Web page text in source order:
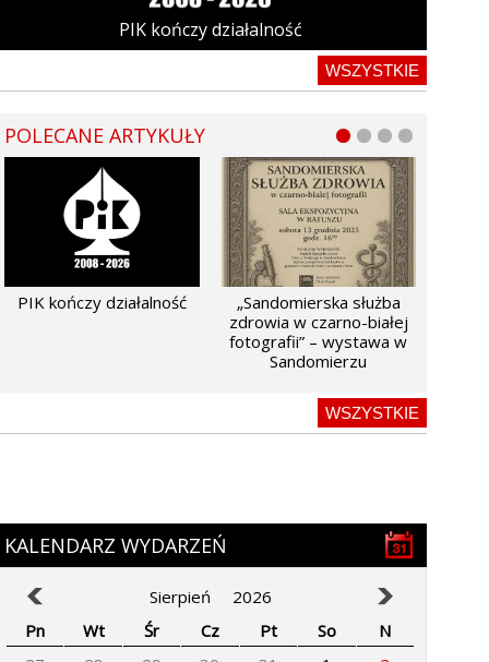
PIK kończy działalność
WSZYSTKIE
POLECANE ARTYKUŁY
PIK kończy działalność
„Sandomierska służba
zdrowia w czarno-białej
fotografii” – wystawa w
Sandomierzu
WSZYSTKIE
KALENDARZ WYDARZEŃ
Sierpień
2026
Pn
Wt Śr Cz Pt So
N